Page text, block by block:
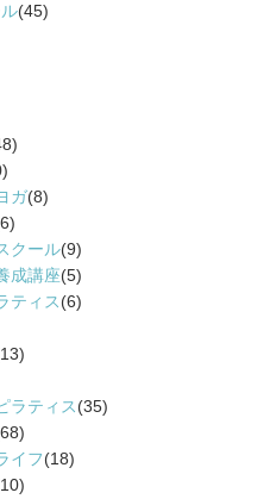
(45)
ガ(8)
クール(9)
成講座(5)
ティス(6)
ラティス(35)
イフ(18)